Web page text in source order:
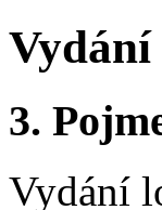
Vydání
3.
Vydání